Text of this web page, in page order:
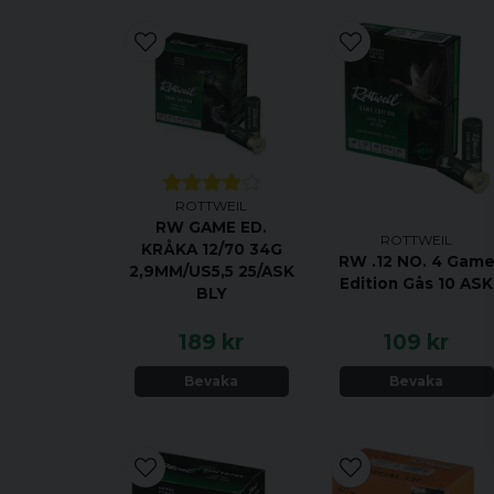
ROTTWEIL
RW GAME ED.
KRÅKA 12/70 34G
2,9MM/US5,5 25/ASK
BLY
189 kr
Bevaka
ROTTWEIL
RW .12 NO. 4 Game
Edition Gås 10 ASK
109 kr
Bevaka